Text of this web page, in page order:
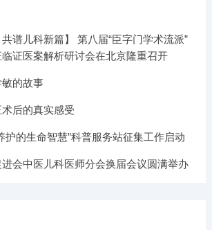
共谱儿科新篇】 第八届“臣字门学术流派”
证医案解析研讨会在北京隆重召开
的故事
后的真实感受
的生命智慧”科普服务站征集工作启动
会中医儿科医师分会换届会议圆满举办